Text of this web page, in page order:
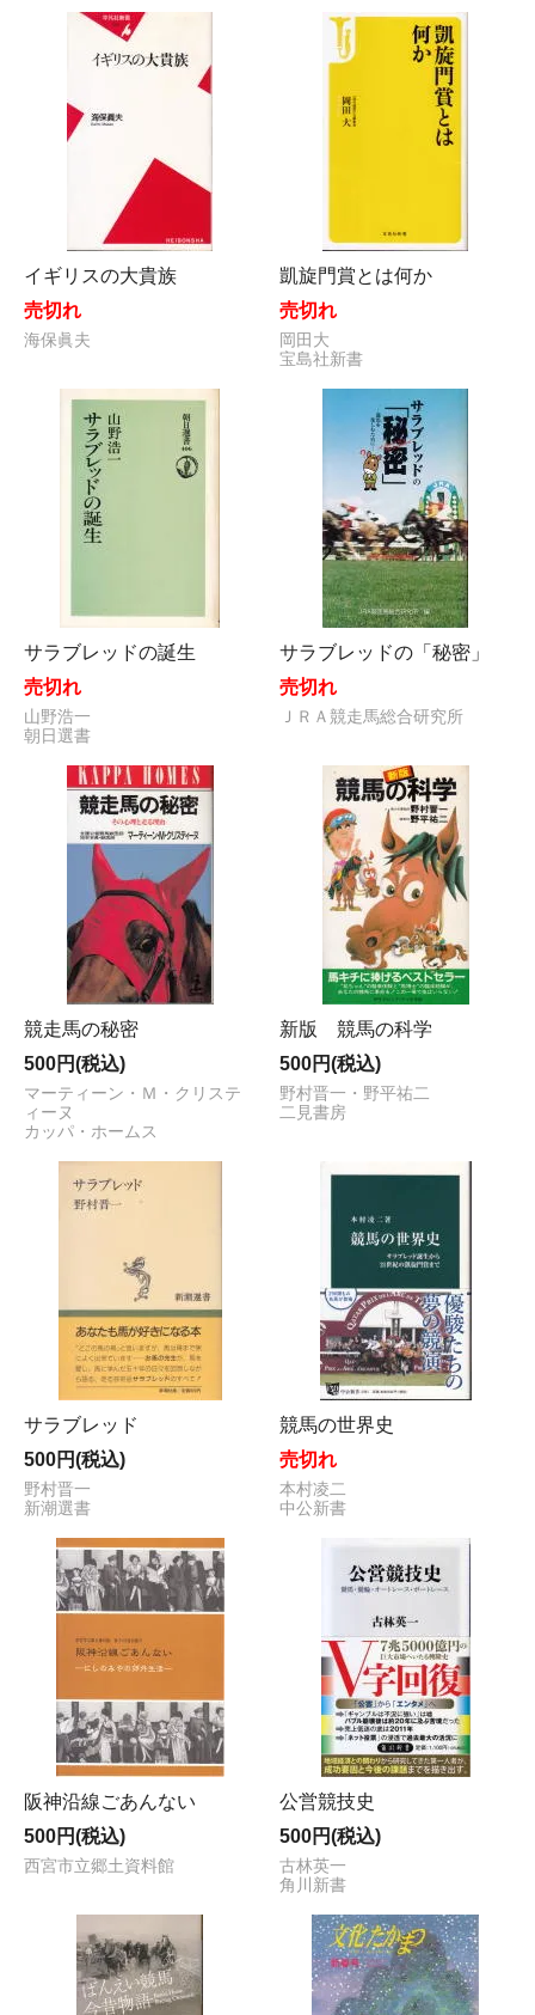
イギリスの大貴族
売切れ
海保眞夫
凱旋門賞とは何か
売切れ
岡田大
宝島社新書
サラブレッドの誕生
売切れ
山野浩一
朝日選書
サラブレッドの「秘密」
売切れ
ＪＲＡ競走馬総合研究所
競走馬の秘密
500円(税込)
マーティーン・Ｍ・クリステ
ィーヌ
カッパ・ホームス
新版 競馬の科学
500円(税込)
野村晋一・野平祐二
二見書房
サラブレッド
500円(税込)
野村晋一
新潮選書
競馬の世界史
売切れ
本村凌二
中公新書
阪神沿線ごあんない
500円(税込)
西宮市立郷土資料館
公営競技史
500円(税込)
古林英一
角川新書